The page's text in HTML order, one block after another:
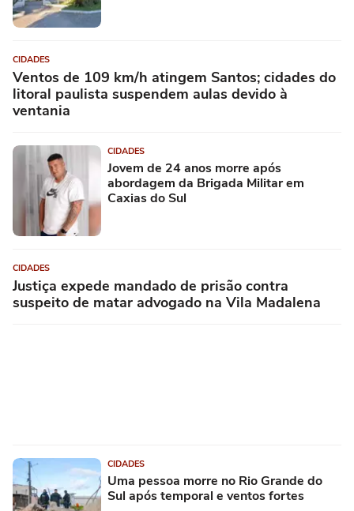
CIDADES
Ventos de 109 km/h atingem Santos; cidades do
litoral paulista suspendem aulas devido à
ventania
CIDADES
Jovem de 24 anos morre após
abordagem da Brigada Militar em
Caxias do Sul
CIDADES
Justiça expede mandado de prisão contra
suspeito de matar advogado na Vila Madalena
CIDADES
Uma pessoa morre no Rio Grande do
Sul após temporal e ventos fortes